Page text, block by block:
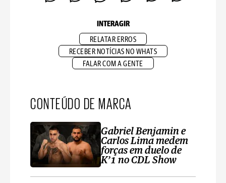
INTERAGIR
RELATAR ERROS
RECEBER NOTÍCIAS NO WHATS
FALAR COM A GENTE
CONTEÚDO DE MARCA
Gabriel Benjamin e
Carlos Lima medem
forças em duelo de
K’1 no CDL Show